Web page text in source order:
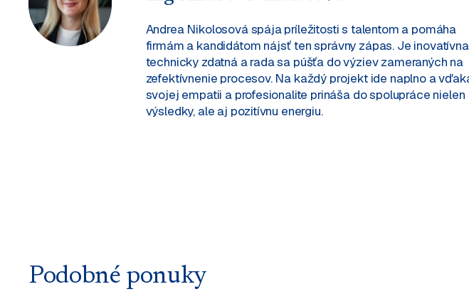
Andrea Nikolosová spája príležitosti s talentom a pomáha
firmám a kandidátom nájsť ten správny zápas. Je
technicky zdatná a rada sa púšťa do výziev zameraných na
zefektívnenie procesov. Na každý projekt ide naplno a
svojej empatii a profesionalite prináša do spolupráce nielen
výsledky, ale aj pozitívnu energiu.
Podobné ponuky